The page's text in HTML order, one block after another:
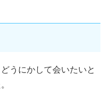
うにかして会いたいと